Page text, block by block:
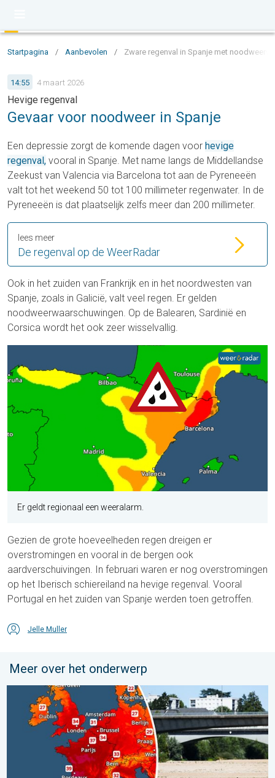
Startpagina / Aanbevolen / Zware regenval in Spanje met
14:55 4 maart 2026
Hevige regenval
Gevaar voor noodweer in Spanje
Een depressie zorgt de komende dagen voor hevige
regenval, vooral in Spanje. Met name langs de Middellandse
Zeekust van Valencia via Barcelona tot aan de Pyreneeën
valt tot het weekend 50 tot 100 millimeter regenwater. In de
Pyreneeën is dat plaatselijk zelfs meer dan 200 millimeter.
De regenval op de WeerRadar
lees meer
Ook in het zuiden van Frankrijk en in het noordwesten van
Spanje, zoals in Galicië, valt veel regen. Er gelden
noodweerwaarschuwingen. Op de Balearen, Sardinië en
Corsica wordt het ook zeer wisselvallig.
Er geldt regionaal een weeralarm.
Gezien de grote hoeveelheden regen dreigen er
overstromingen en vooral in de bergen ook
aardverschuivingen. In februari waren er nog overstromingen
op het Iberisch schiereiland na hevige regenval. Vooral
Portugal en het zuiden van Spanje werden toen getroffen.
Jelle Muller
Meer over het onderwerp
West-Europa stevent af op recordzomer. Ongewoon heet